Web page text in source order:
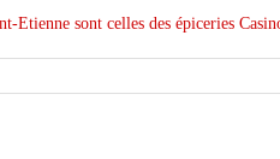
sont celles des épiceries